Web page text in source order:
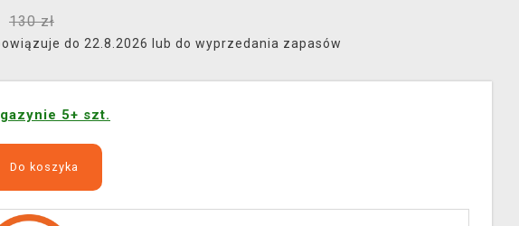
130 zł
do 22.8.2026 lub do wyprzedania zapasów
5+ szt.
Do koszyka